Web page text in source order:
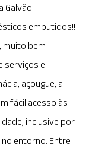
Galvão.
embutidos!!
muito bem
serviços e
açougue, a
fácil acesso às
inclusive por
entorno. Entre